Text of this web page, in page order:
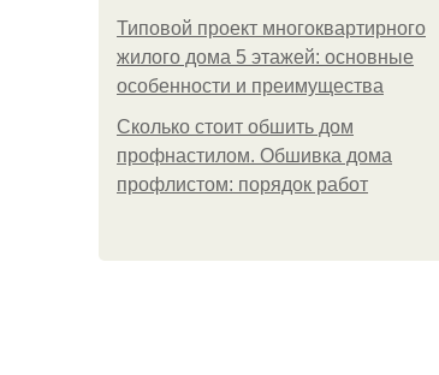
Типовой проект многоквартирного
жилого дома 5 этажей: основные
особенности и преимущества
Сколько стоит обшить дом
профнастилом. Обшивка дома
профлистом: порядок работ